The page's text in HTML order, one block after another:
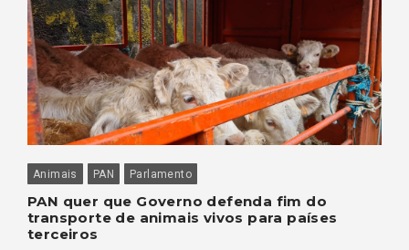
Animais PAN Parlamento
PAN quer que Governo defenda fim do
transporte de animais vivos para países
terceiros